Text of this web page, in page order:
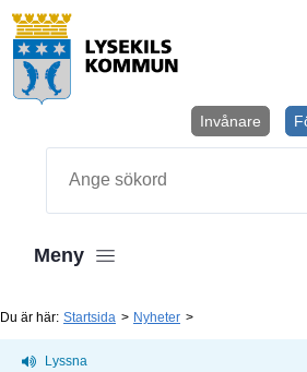
Invånare
Meny
Du är här: Startsida Nyheter
Lyssna